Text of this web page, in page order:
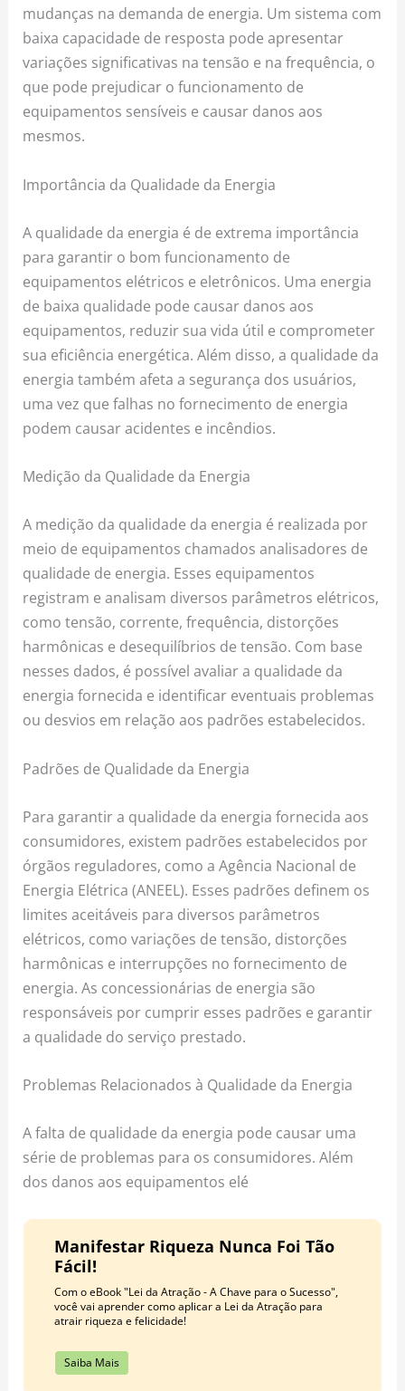
mudanças na demanda de energia. Um sistema com
baixa capacidade de resposta pode apresentar
variações significativas na tensão e na frequência, o
que pode prejudicar o funcionamento de
equipamentos sensíveis e causar danos aos
mesmos.
Importância da Qualidade da Energia
A qualidade da energia é de extrema importância
para garantir o bom funcionamento de
equipamentos elétricos e eletrônicos. Uma energia
de baixa qualidade pode causar danos aos
equipamentos, reduzir sua vida útil e comprometer
sua eficiência energética. Além disso, a qualidade da
energia também afeta a segurança dos usuários,
uma vez que falhas no fornecimento de energia
podem causar acidentes e incêndios.
Medição da Qualidade da Energia
A medição da qualidade da energia é realizada por
meio de equipamentos chamados analisadores de
qualidade de energia. Esses equipamentos
registram e analisam diversos parâmetros elétricos,
como tensão, corrente, frequência, distorções
harmônicas e desequilíbrios de tensão. Com base
nesses dados, é possível avaliar a qualidade da
energia fornecida e identificar eventuais problemas
ou desvios em relação aos padrões estabelecidos.
Padrões de Qualidade da Energia
Para garantir a qualidade da energia fornecida aos
consumidores, existem padrões estabelecidos por
órgãos reguladores, como a Agência Nacional de
Energia Elétrica (ANEEL). Esses padrões definem os
limites aceitáveis para diversos parâmetros
elétricos, como variações de tensão, distorções
harmônicas e interrupções no fornecimento de
energia. As concessionárias de energia são
responsáveis por cumprir esses padrões e garantir
a qualidade do serviço prestado.
Problemas Relacionados à Qualidade da Energia
A falta de qualidade da energia pode causar uma
série de problemas para os consumidores. Além
dos danos aos equipamentos elé
Manifestar Riqueza Nunca Foi Tão
Fácil!
Com o eBook "Lei da Atração - A Chave para o Sucesso",
você vai aprender como aplicar a Lei da Atração para
atrair riqueza e felicidade!
Saiba Mais